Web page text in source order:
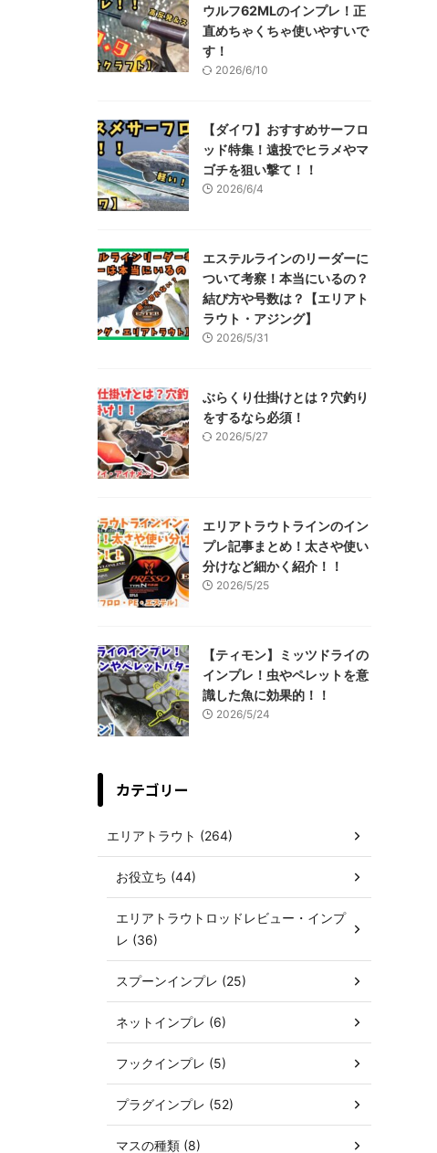
ウルフ62MLのインプレ！正
直めちゃくちゃ使いやすいで
す！
2026/6/10
【ダイワ】おすすめサーフロ
ッド特集！遠投でヒラメやマ
ゴチを狙い撃て！！
2026/6/4
エステルラインのリーダーに
ついて考察！本当にいるの？
結び方や号数は？【エリアト
ラウト・アジング】
2026/5/31
ぶらくり仕掛けとは？穴釣り
をするなら必須！
2026/5/27
エリアトラウトラインのイン
プレ記事まとめ！太さや使い
分けなど細かく紹介！！
2026/5/25
【ティモン】ミッツドライの
インプレ！虫やペレットを意
識した魚に効果的！！
2026/5/24
カテゴリー
エリアトラウト (264)
お役立ち (44)
エリアトラウトロッドレビュー・インプ
レ (36)
スプーンインプレ (25)
ネットインプレ (6)
フックインプレ (5)
プラグインプレ (52)
マスの種類 (8)